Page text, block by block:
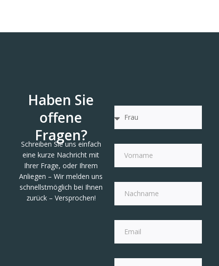
Haben Sie
offene
Fragen?
Schreiben Sie uns einfach
eine kurze Nachricht mit
Ihrer Frage, oder Ihrem
Anliegen – Wir melden uns
schnellstmöglich bei Ihnen
zurück – Versprochen!